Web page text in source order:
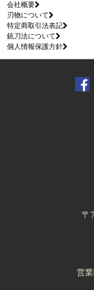
会社概要
刃物について
特定商取引法表記
銃刀法について
個人情報保護方針
〒
営